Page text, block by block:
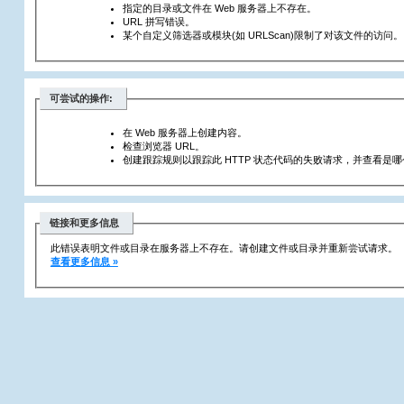
指定的目录或文件在 Web 服务器上不存在。
URL 拼写错误。
某个自定义筛选器或模块(如 URLScan)限制了对该文件的访问。
可尝试的操作:
在 Web 服务器上创建内容。
检查浏览器 URL。
创建跟踪规则以跟踪此 HTTP 状态代码的失败请求，并查看是
链接和更多信息
此错误表明文件或目录在服务器上不存在。请创建文件或目录并重新尝试请求。
查看更多信息 »